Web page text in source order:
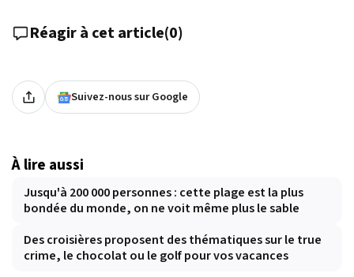
Réagir à cet article(0)
Suivez-nous sur Google
À lire aussi
Jusqu'à 200 000 personnes : cette plage est la plus
bondée du monde, on ne voit même plus le sable
Des croisières proposent des thématiques sur le true
crime, le chocolat ou le golf pour vos vacances